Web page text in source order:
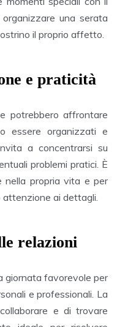
una serata
il proprio affetto.
e praticità
potrebbero affrontare
essere organizzati e
a concentrarsi su
problemi pratici. È
nella propria vita e per
ai dettagli.
relazioni
giornata favorevole per
e professionali. La
e di trovare